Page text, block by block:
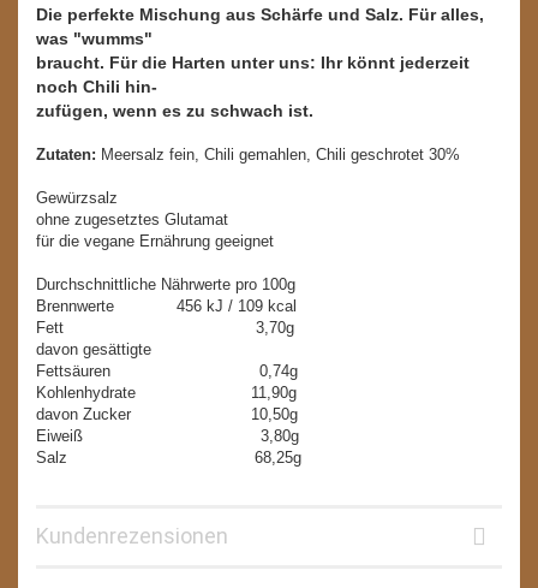
Die perfekte Mischung aus Schärfe und Salz. Für alles,
was "wumms"
braucht. Für die Harten unter uns: Ihr könnt jederzeit
noch Chili hin-
zufügen, wenn es zu schwach ist.
Zutaten: Meersalz fein, Chili gemahlen, Chili geschrotet 30%
Gewürzsalz
ohne zugesetztes Glutamat
für die vegane Ernährung geeignet
Durchschnittliche Nährwerte pro 100g
Brennwerte 456 kJ / 109 kcal
Fett 3,70g
davon gesättigte
Fettsäuren 0,74g
Kohlenhydrate 11,90g
davon Zucker 10,50g
Eiweiß 3,80g
Salz 68,25g
Kundenrezensionen